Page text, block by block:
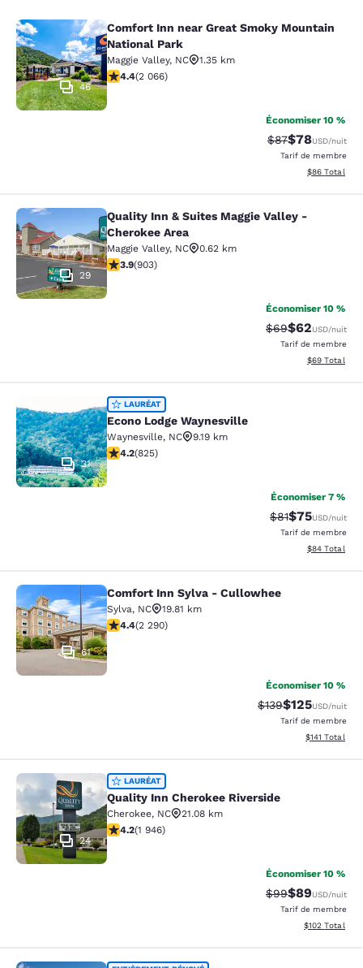
Comfort Inn near Great Smoky
46
Comfort Inn near Great Smoky Mountain
National Park
Maggie Valley, NC
1.35 km
4.36 étoiles. Excellent. 2066 commentaires
4.4(2 066)
Économiser 10 %
Tarif barré :
$87Tarif réduit :
$78USD/nuit
Tarif de membre
Afficher les
$86 Total
Quality Inn & Suites Maggie Valley -
29
Quality Inn & Suites Maggie Valley -
Cherokee Area
Maggie Valley, NC
0.62 km
3.85 étoiles. Bien. 903 commentaires
3.9(903)
Économiser 10 %
Tarif barré :
$69Tarif réduit :
$62USD/nuit
Tarif de membre
Afficher les
$69 Total
Econo Lodge Waynesville
31
LAURÉAT
Econo Lodge Waynesville
Waynesville, NC
9.19 km
4.2 étoiles. Excellent. 825 commentaires
4.2(825)
Économiser 7 %
Tarif barré :
$81Tarif réduit :
$75USD/nuit
Tarif de membre
Afficher les
$84 Total
Comfort Inn Sylva - Cullowhee
61
Comfort Inn Sylva - Cullowhee
Sylva, NC
19.81 km
4.41 étoiles. Excellent. 2290 commentaires
4.4(2 290)
Économiser 10 %
Tarif barré :
$139Tarif réduit :
$125USD/nuit
Tarif de membre
Afficher les
$141 Total
Quality Inn Cherokee Riverside
24
LAURÉAT
Quality Inn Cherokee Riverside
Cherokee, NC
21.08 km
4.22 étoiles. Excellent. 1946 commentaires
4.2(1 946)
Économiser 10 %
Tarif barré :
$99Tarif réduit :
$89USD/nuit
Tarif de membre
Afficher les
$102 Total